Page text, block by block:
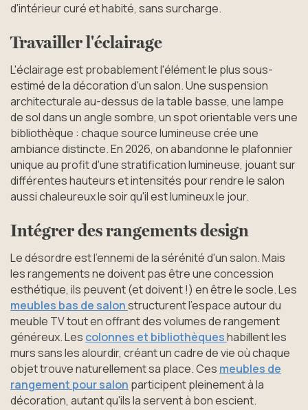
d'intérieur curé et habité, sans surcharge.
Travailler l'éclairage
L'éclairage est probablement l'élément le plus sous-
estimé de la décoration d'un salon. Une suspension
architecturale au-dessus de la table basse, une lampe
de sol dans un angle sombre, un spot orientable vers une
bibliothèque : chaque source lumineuse crée une
ambiance distincte. En 2026, on abandonne le plafonnier
unique au profit d'une stratification lumineuse, jouant sur
différentes hauteurs et intensités pour rendre le salon
aussi chaleureux le soir qu'il est lumineux le jour.
Intégrer des rangements design
Le désordre est l'ennemi de la sérénité d'un salon. Mais
les rangements ne doivent pas être une concession
esthétique, ils peuvent (et doivent !) en être le socle. Les
meubles bas de salonstructurent l'espace autour du
meuble TV tout en offrant des volumes de rangement
généreux. Les colonnes et bibliothèqueshabillent les
murs sans les alourdir, créant un cadre de vie où chaque
objet trouve naturellement sa place. Ces meubles de
rangement pour salon participent pleinement à la
décoration, autant qu'ils la servent à bon escient.